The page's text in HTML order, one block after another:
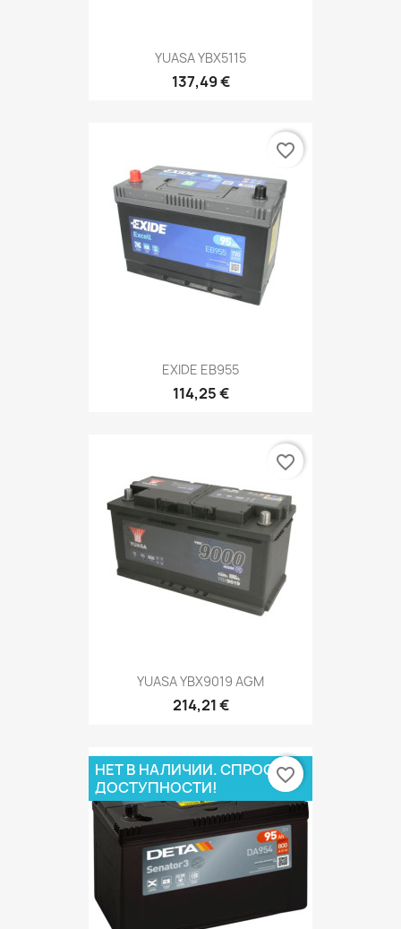
YUASA YBX5115
137,49 €
EXIDE EB955
114,25 €
favorite_border
YUASA YBX9019 AGM
214,21 €
favorite_border
НЕТ В НАЛИЧИИ. СПРОСИ О
ДОСТУПНОСТИ!
favorite_border